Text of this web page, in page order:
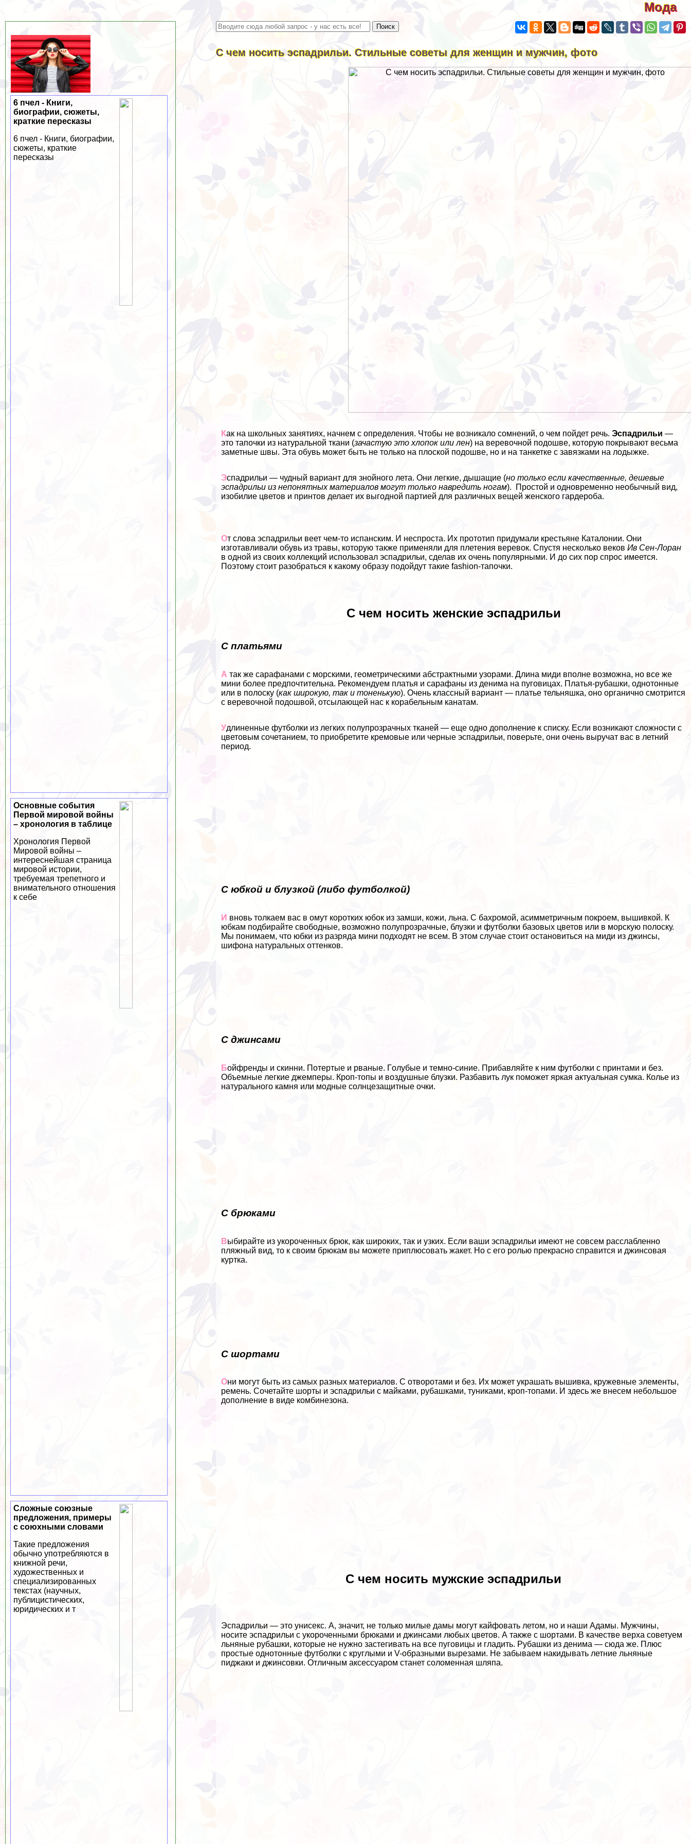
Мода
С чем носить эспадрильи. Стильные советы для женщин и мужчин, фото
Как на школьных занятиях, начнем с определения. Чтобы не возникало сомнений, о чем пойдет речь.Эспадрильи —
это тапочки из натуральной ткани (зачастую это хлопок или лен) на веревочной подошве, которую покрывают весьма
заметные швы. Эта обувь может быть не только на плоской подошве, но и на танкетке с завязками на лодыжке.
Эспадрильи — чудный вариант для знойного лета. Они легкие, дышащие (но только если качественные, дешевые
эспадрильи из непонятных материалов могут только навредить ногам). Простой и одновременно необычный вид,
изобилие цветов и принтов делает их выгодной партией для различных вещей женского гардероба.
От слова эспадрильи веет чем-то испанским. И неспроста. Их прототип придумали крестьяне Каталонии. Они
изготавливали обувь из травы, которую также применяли для плетения веревок. Спустя несколько вековИв Сен-Лоран
в одной из своих коллекций использовал эспадрильи, сделав их очень популярными. И до сих пор спрос имеется.
Поэтому стоит разобраться к какому образу подойдут такие fashion-тапочки.
С чем носить женские эспадрильи
С платьями
А так же сарафанами с морскими, геометрическими абстpaктными узорами. Длина миди вполне возможна, но все же
мини более предпочтительна. Рекомендуем платья и сарафаны из денима на пуговицах. Платья-рубашки, однотонные
или в полоску (как широкую, так и тоненькую). Очень классный вариант — платье тельняшка, оно органично смотрится
с веревочной подошвой, отсылающей нас к корабельным канатам.
Удлиненные футболки из легких полупрозрачных тканей — еще одно дополнение к списку. Если возникают сложности с
цветовым сочетанием, то приобретите кремовые или черные эспадрильи, поверьте, они очень выручат вас в летний
период.
С юбкой и блузкой (либо футболкой)
И вновь толкаем вас в омут коротких юбок из замши, кожи, льна. С бахромой, асимметричным покроем, вышивкой. К
юбкам подбирайте свободные, возможно полупрозрачные, блузки и футболки базовых цветов или в морскую полоску.
Мы понимаем, что юбки из разряда мини подходят не всем. В этом случае стоит остановиться на миди из джинсы,
шифона натуральных оттенков.
С джинсами
Бойфренды и скинни. Потертые и рваные. Гoлyбые и темно-синие. Прибавляйте к ним футболки с принтами и без.
Объемные легкие джемперы. Кроп-топы и воздушные блузки. Разбавить лук поможет яркая актуальная сумка. Колье из
натурального камня или модные солнцезащитные очки.
С брюками
Выбирайте из укороченных брюк, как широких, так и узких. Если ваши эспадрильи имеют не совсем расслабленно
пляжный вид, то к своим брюкам вы можете приплюсовать жакет. Но с его ролью прекрасно справится и джинсовая
куртка.
С шортами
Они могут быть из самых разных материалов. С отворотами и без. Их может украшать вышивка, кружевные элементы,
ремень. Сочетайте шорты и эспадрильи с майками, рубашками, туниками, кроп-топами. И здесь же внесем небольшое
дополнение в виде комбинезона.
С чем носить мужские эспадрильи
Эспадрильи — это униceкc. А, значит, не только милые дамы могут кайфовать летом, но и наши Адамы. Мужчины,
носите эспадрильи с укороченными брюками и джинсами любых цветов. А также с шортами. В качестве верха советуем
льняные рубашки, которые не нужно застегивать на все пуговицы и гладить. Рубашки из денима — сюда же. Плюс
простые однотонные футболки с круглыми и V-образными вырезами. Не забываем накидывать летние льняные
пиджаки и джинсовки. Отличным аксессуаром станет соломенная шляпа.
6 пчел - Книги,
биографии, сюжеты,
краткие пересказы
6 пчел - Книги, биографии,
сюжеты, краткие
пересказы
Основные события
Первой мировой войны
– хронология в таблице
Хронология Первой
Мировой войны –
интереснейшая страница
мировой истории,
требуемая трепетного и
внимательного отношения
к себе
Сложные союзные
предложения, примеры
с союхными словами
Такие предложения
обычно употрeбляются в
книжной речи,
художественных и
специализированных
текстах (научных,
публицистических,
юридических и т